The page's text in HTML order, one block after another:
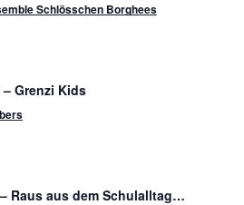
Schlösschen Borghees
Grenzi Kids
Raus aus dem Schulalltag…